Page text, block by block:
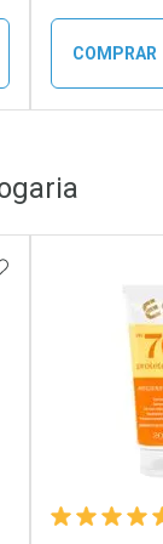
COMPRAR
Por
AOS